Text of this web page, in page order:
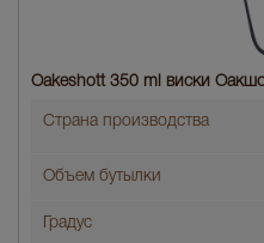
Oakeshott 350 ml виски
Страна производства
Объем бутылки
Градус